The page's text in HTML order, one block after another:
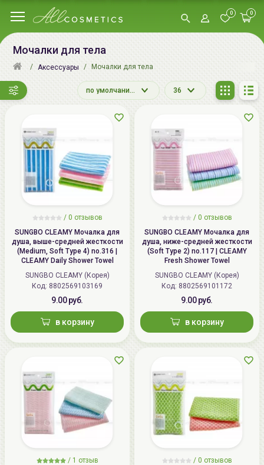
0 0
Мочалки для тела
Аксессуары Мочалки для тела
по умолчанию 36
/ 0 отзывов
SUNGBO CLEAMY Мочалка для
душа, выше-средней жесткости
(Medium, Soft Type 4) no.316 |
CLEAMY Daily Shower Towel
SUNGBO CLEAMY (Корея)
Код: 8802569103169
9.00 руб.
в корзину
/ 0 отзывов
SUNGBO CLEAMY Мочалка для
душа, ниже-средней жесткости
(Soft Type 2) no.117 | CLEAMY
Fresh Shower Towel
SUNGBO CLEAMY (Корея)
Код: 8802569101172
9.00 руб.
в корзину
/ 1 отзыв
/ 0 отзывов